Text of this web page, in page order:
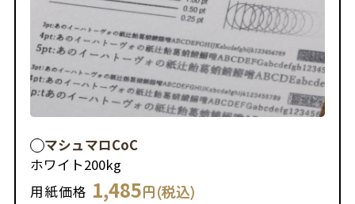
マシュマロCoC
ホワイト200kg
用紙価格 1,485円(税込)